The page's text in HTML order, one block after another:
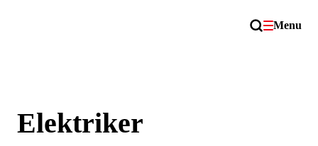
Menu
Elektriker